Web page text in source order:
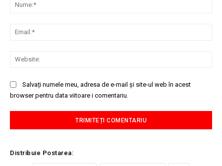
Salvați numele meu, adresa de e-mail și site-ul web în acest
browser pentru data viitoare i comentariu.
Distribuie Postarea: